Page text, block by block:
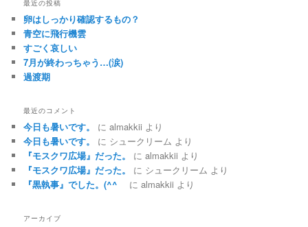
最近の投稿
卵はしっかり確認するもの？
青空に飛行機雲
すごく哀しい
7月が終わっちゃう…(涙)
過渡期
最近のコメント
今日も暑いです。 にalmakkii より
今日も暑いです。
に シュークリーム より
『モスクワ広場』だった。
にalmakkii より
『モスクワ広場』だった。
に シュークリーム より
『黒執事』でした。(^^ゞ
にalmakkii より
アーカイブ